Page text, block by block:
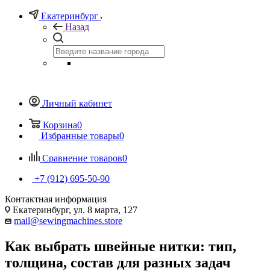
Екатеринбург
Назад
Личный кабинет
Корзина0
Избранные товары0
Сравнение товаров0
+7 (912) 695-50-90
Контактная информация
Екатеринбург, ул. 8 марта, 127
mail@sewingmachines.store
Как выбрать швейные нитки: тип,
толщина, состав для разных задач